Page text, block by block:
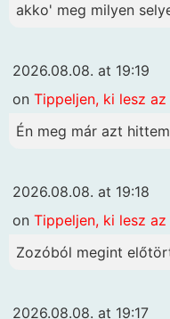
akko' meg milyen
2026.08.08. at 19:19
on Tippeljen, ki lesz
Én meg már azt
2026.08.08. at 19:18
on Tippeljen, ki lesz
Zozóból megint
2026.08.08. at 19:17